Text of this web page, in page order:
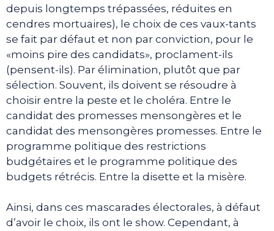
depuis longtemps trépassées, réduites en
cendres mortuaires), le choix de ces vaux-tants
se fait par défaut et non par conviction, pour le
«moins pire des candidats», proclament-ils
(pensent-ils). Par élimination, plutôt que par
sélection. Souvent, ils doivent se résoudre à
choisir entre la peste et le choléra. Entre le
candidat des promesses mensongères et le
candidat des mensongères promesses. Entre le
programme politique des restrictions
budgétaires et le programme politique des
budgets rétrécis. Entre la disette et la misère.
Ainsi, dans ces mascarades électorales, à défaut
d’avoir le choix, ils ont le show. Cependant, à